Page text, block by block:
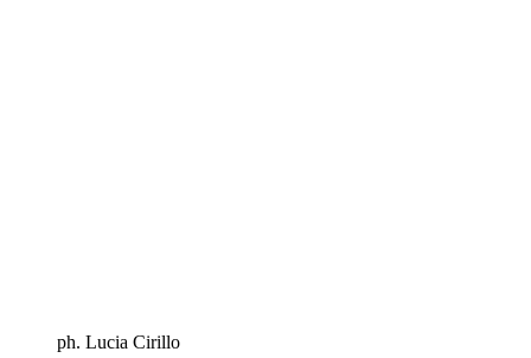
ph. Lucia Cirillo